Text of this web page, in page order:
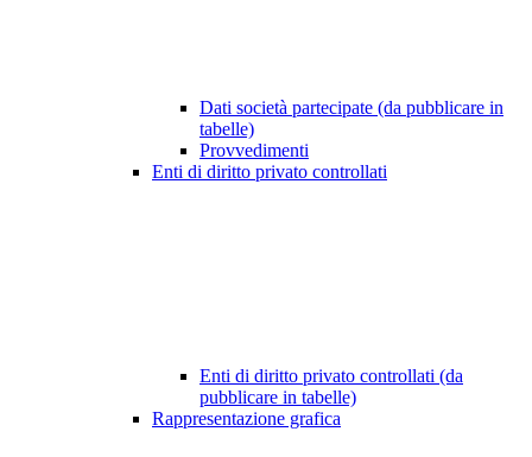
Dati società partecipate (da pubblicare in
tabelle)
Provvedimenti
Enti di diritto privato controllati
Enti di diritto privato controllati (da
pubblicare in tabelle)
Rappresentazione grafica